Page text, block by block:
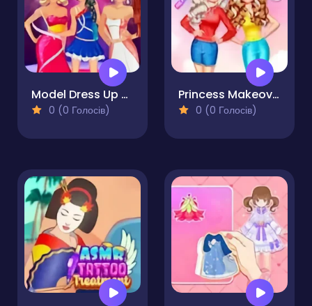
Model Dress Up Makeover Games
0 (0 Голосів)
Princess Makeover Salon
0 (0 Голосів)